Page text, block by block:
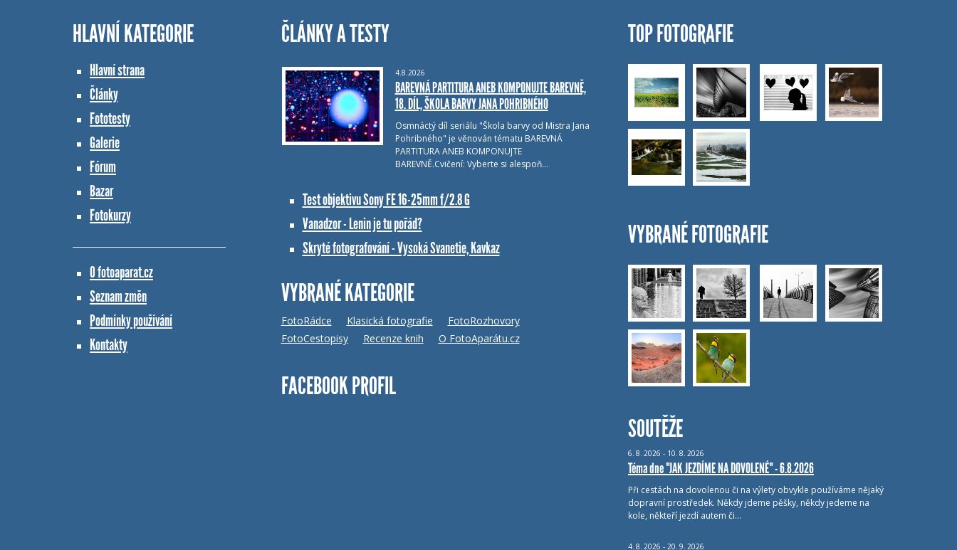
HLAVNÍ KATEGORIE
Hlavní strana
Články
Fototesty
Galerie
Fórum
Bazar
Fotokurzy
O fotoaparat.cz
Seznam změn
Podmínky používání
Kontakty
ČLÁNKY A TESTY
4.8.2026
BAREVNÁ PARTITURA ANEB KOMPONUJTE BAREVNĚ,
18. DÍL, ŠKOLA BARVY JANA POHRIBNÉHO
Osmnáctý díl seriálu "Škola barvy od Mistra Jana
Pohribného" je věnován tématu BAREVNÁ
PARTITURA ANEB KOMPONUJTE
BAREVNĚ.Cvičení: Vyberte si alespoň…
Test objektivu Sony FE 16-25mm f/2.8 G
Vanadzor - Lenin je tu pořád?
Skryté fotografování - Vysoká Svanetie, Kavkaz
VYBRANÉ KATEGORIE
FotoRádce Klasická fotografie
FotoRozhovory
FotoCestopisy
Recenze knih O FotoAparátu.cz
FACEBOOK PROFIL
TOP FOTOGRAFIE
VYBRANÉ FOTOGRAFIE
SOUTĚŽE
6. 8. 2026 - 10. 8. 2026
Téma dne "JAK JEZDÍME NA DOVOLENÉ" - 6.8.2026
Při cestách na dovolenou či na výlety obvykle používáme nějaký
dopravní prostředek. Někdy jdeme pěšky, někdy jedeme na
kole, někteří jezdí autem či…
4. 8. 2026 - 20. 9. 2026